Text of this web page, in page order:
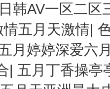
日韩AV一区二区
情五月天激情|
月婷婷深爱六
| 五月丁香操亭